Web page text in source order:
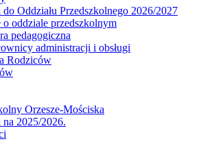
do Oddziału Przedszkolnego 2026/2027
o oddziale przedszkolnym
pedagogiczna
administracji i obsługi
Rodziców
Orzesze-Mościska
na 2025/2026.